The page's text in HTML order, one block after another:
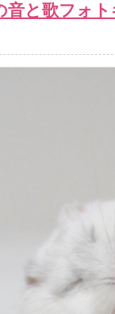
音と歌フォ